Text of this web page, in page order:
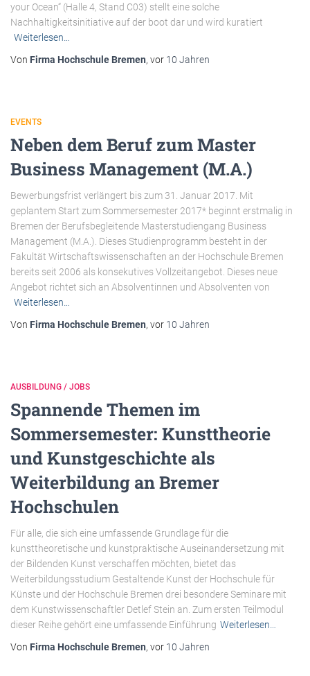
your Ocean“ (Halle 4, Stand C03) stellt eine solche
Nachhaltigkeitsinitiative auf der boot dar und wird kuratiert
Weiterlesen…
Von Firma Hochschule Bremen, vor 10 Jahren
EVENTS
Neben dem Beruf zum Master
Business Management (M.A.)
Bewerbungsfrist verlängert bis zum 31. Januar 2017. Mit
geplantem Start zum Sommersemester 2017* beginnt erstmalig in
Bremen der Berufsbegleitende Masterstudiengang Business
Management (M.A.). Dieses Studienprogramm besteht in der
Fakultät Wirtschaftswissenschaften an der Hochschule Bremen
bereits seit 2006 als konsekutives Vollzeitangebot. Dieses neue
Angebot richtet sich an Absolventinnen und Absolventen von
Weiterlesen…
Von Firma Hochschule Bremen, vor 10 Jahren
AUSBILDUNG / JOBS
Spannende Themen im
Sommersemester: Kunsttheorie
und Kunstgeschichte als
Weiterbildung an Bremer
Hochschulen
Für alle, die sich eine umfassende Grundlage für die
kunsttheoretische und kunstpraktische Auseinandersetzung mit
der Bildenden Kunst verschaffen möchten, bietet das
Weiterbildungsstudium Gestaltende Kunst der Hochschule für
Künste und der Hochschule Bremen drei besondere Seminare mit
dem Kunstwissenschaftler Detlef Stein an. Zum ersten Teilmodul
dieser Reihe gehört eine umfassende Einführung Weiterlesen…
Von Firma Hochschule Bremen, vor 10 Jahren